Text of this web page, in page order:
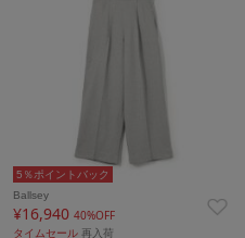
5％ポイントバック
Ballsey
¥16,940 40%OFF
タイムセール 再入荷